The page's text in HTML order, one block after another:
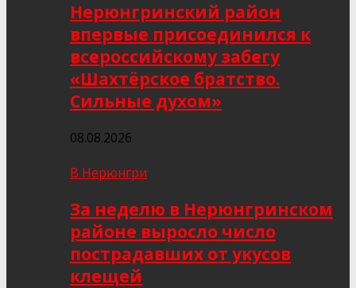
Нерюнгринский район
впервые присоединился к
всероссийскому забегу
«Шахтёрское братство.
Сильные духом»
08.08.2026
В Нерюнгри
За неделю в Нерюнгринском
районе выросло число
пострадавших от укусов
клещей